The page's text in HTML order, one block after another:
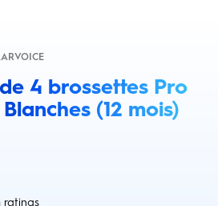
4 brossettes Pro
(12 mois)
ratings